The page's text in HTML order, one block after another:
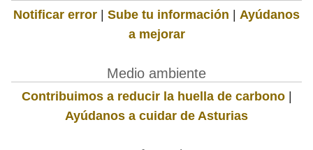
Notificar error | Sube tu información | Ayúdanos
a mejorar
Medio ambiente
Contribuimos a reducir la huella de carbono|
Ayúdanos a cuidar de Asturias